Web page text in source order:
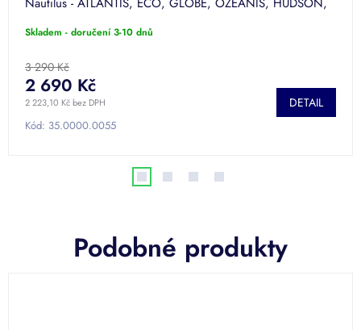
Nautilus - ATLANTIS, ECO, GLOBE, OZEANIS, HUDSON,
Skladem - doručení 3-10 dnů
3 290 Kč
2 223,10 Kč bez DPH
2 690 Kč
DETAIL
Kód: 35.0000.0055
Podobné produkty